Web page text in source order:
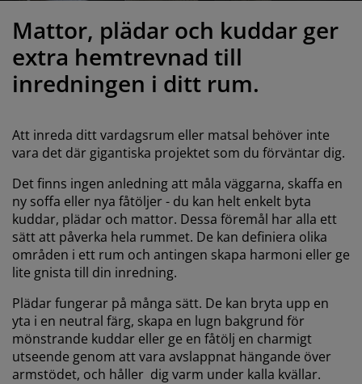
och tillbehör
Mattor, plädar och kuddar ger
extra hemtrevnad till
inredningen i ditt rum.
Att inreda ditt vardagsrum eller matsal behöver inte
vara det där gigantiska projektet som du förväntar dig.
Det finns ingen anledning att måla väggarna, skaffa en
ny soffa eller nya fåtöljer - du kan helt enkelt byta
kuddar, plädar och mattor. Dessa föremål har alla ett
sätt att påverka hela rummet. De kan definiera olika
områden i ett rum och antingen skapa harmoni eller ge
lite gnista till din inredning.
Plädar fungerar på många sätt. De kan bryta upp en
yta i en neutral färg, skapa en lugn bakgrund för
mönstrande kuddar eller ge en fåtölj en charmigt
utseende genom att vara avslappnat hängande över
armstödet, och håller dig varm under kalla kvällar.